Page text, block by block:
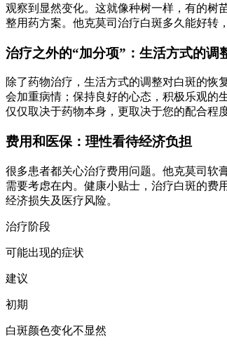
观察到显然变化。这就像种树一样，有的树
整用药方案。他克莫司治疗白斑多久能好转
治疗之外的“加分项”：生活方式的调
除了药物治疗，生活方式的调整对白斑的恢
会加重病情；保持良好的心态，积极乐观的
仅仅取决于药物本身，更取决于您的配合程度
费用和医保：理性看待经济负担
很多患者都关心治疗费用问题。他克莫司软
需要考虑在内。健康小贴士，治疗白斑的费
经济损失及医疗风险。
治疗阶段
可能出现的症状
建议
初期
白斑颜色变化不显然